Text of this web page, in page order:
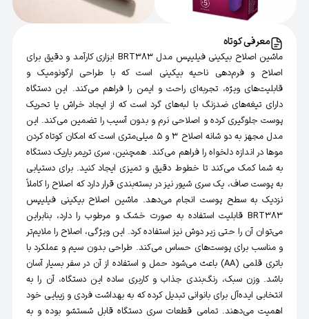
معرفی کوتاه
ماشین اصلاح بیکینی فیلیپس مدل BRT383 ابزاری کارآمد و دقیق برای
اصلاح و فرم‌دهی ناحیه بیکینی است که با طراحی ارگونومیک و
قابلیت‌های ویژه، تجربه‌ای راحت و ایمن را فراهم می‌کند. این دستگاه
دارای تیغه‌های ضدزنگ با لبه‌های گرد است که از ایجاد خراش یا تحریک
پوست جلوگیری کرده و اصلاحی نرم و بدون آسیب را تضمین می‌کند. این
مدل مجهز به دو شانه اصلاح 3 و 5 میلی‌متری است که امکان کوتاه کردن
موها در اندازه دلخواه را فراهم می‌کند. همچنین، سری تریمر باریک دستگاه
به شما کمک می‌کند تا خطوط دقیق و تمیزی ایجاد کنید. برای دستیابی
به پوست صاف، یک سری شیور نیز در بسته‌بندی قرار دارد که اصلاح را کاملاً
نزدیک به سطح پوست انجام می‌دهد. ماشین اصلاح بیکینی فیلیپس
BRT383 قابلیت استفاده به صورت خشک و مرطوب را دارد، بنابراین
می‌توان آن را حتی زیر دوش نیز استفاده کرد. این ویژگی، اصلاح را ملایم‌تر
و مناسب برای پوست‌های حساس می‌کند. طراحی بدون سیم و عملکرد با
باتری قلمی (AA) باعث می‌شود حمل و استفاده از آن در سفر بسیار آسان
باشد. وزن سبک، رنگ‌بندی جذاب و کاربری ساده این دستگاه، آن را به
انتخابی ایده‌آل برای بانوانی تبدیل کرده که به بهداشت فردی و زیبایی خود
اهمیت می‌دهند. تمامی قطعات سری دستگاه قابل شستشو بوده و به